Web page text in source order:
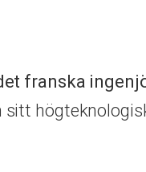
franska
sitt